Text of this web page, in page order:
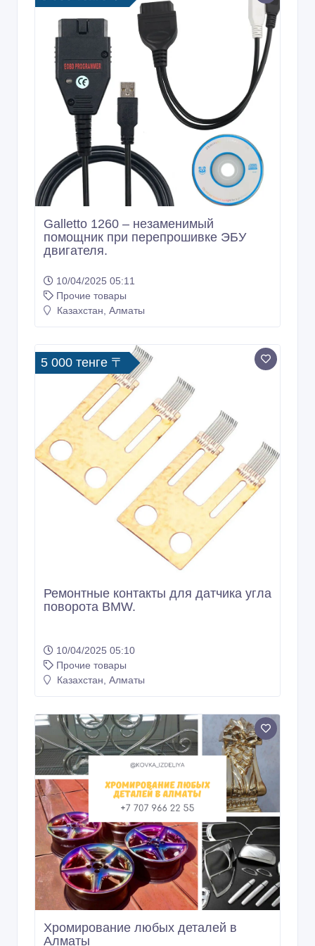
Galletto 1260 – незаменимый
помощник при перепрошивке ЭБУ
двигателя.
10/04/2025 05:11
Прочие товары
Казахстан, Алматы
5 000 тенге 〒
Ремонтные контакты для датчика угла
поворота BMW.
10/04/2025 05:10
Прочие товары
Казахстан, Алматы
Хромирование любых деталей в
Алматы